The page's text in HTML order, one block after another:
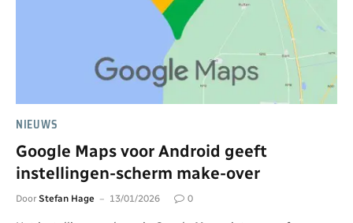
NIEUWS
Google Maps voor Android geeft
instellingen-scherm make-over
Door Stefan Hage 13/01/2026 0